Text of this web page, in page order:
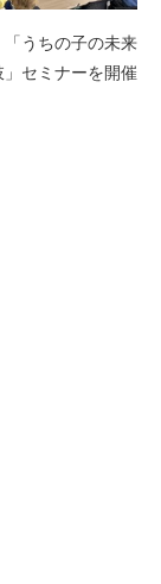
「うちの子の未来
セミナーを開催